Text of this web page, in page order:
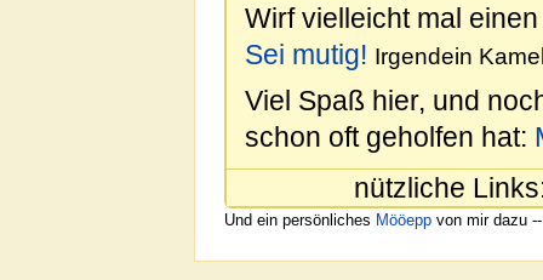
Wirf vielleicht mal
Sei mutig! Irgendein
Viel Spaß hier, und
schon oft geholfen hat:
nützliche
Und ein persönliches Mööepp von mir dazu --